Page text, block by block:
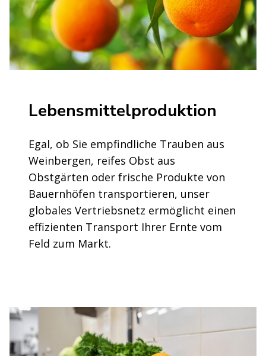
Lebensmittelproduktion
Egal, ob Sie empfindliche Trauben aus
Weinbergen, reifes Obst aus
Obstgärten oder frische Produkte von
Bauernhöfen transportieren, unser
globales Vertriebsnetz ermöglicht einen
effizienten Transport Ihrer Ernte vom
Feld zum Markt.